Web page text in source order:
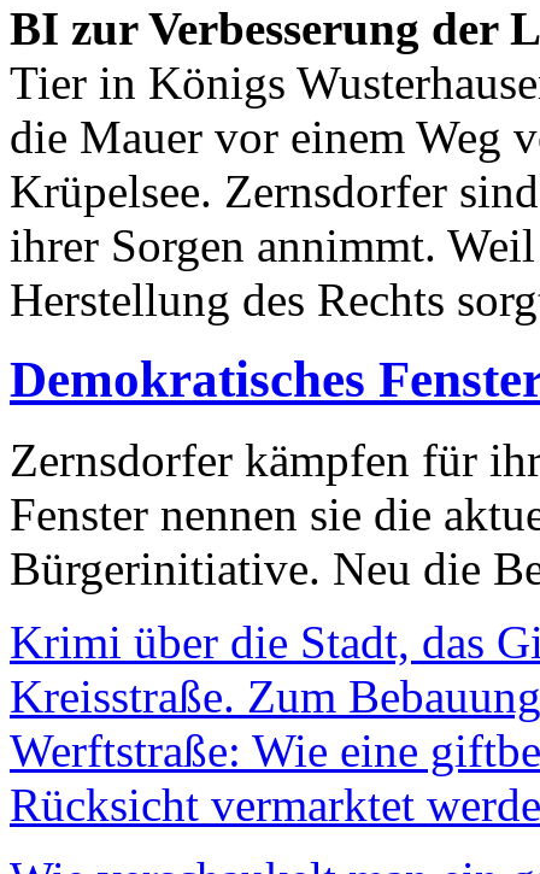
BI zur Verbesserung der
Tier in Königs
die Mauer vor einem Weg
Krüpelsee. Zernsdorfer
ihrer Sorgen annimmt.
Herstellung des Rechts
Demokratisches
Zernsdorfer kämpfen für
Fenster nennen sie die
Bürgerinitiative. Neu die
Krimi über die Stadt, das
Kreisstraße. Zum
Werftstraße: Wie eine
Rücksicht vermarktet